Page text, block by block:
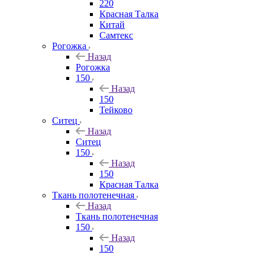
220
Красная Талка
Китай
Самтекс
Рогожка
Назад
Рогожка
150
Назад
150
Тейково
Ситец
Назад
Ситец
150
Назад
150
Красная Талка
Ткань полотенечная
Назад
Ткань полотенечная
150
Назад
150